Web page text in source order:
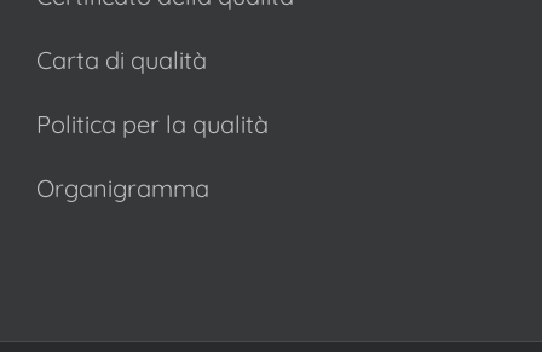
Carta di qualità
Politica per la qualità
Organigramma